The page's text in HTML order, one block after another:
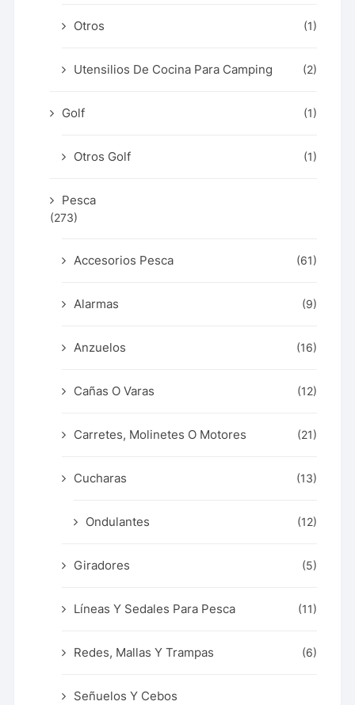
Otros (1)
Utensilios De Cocina Para Camping (2)
Golf (1)
Otros Golf (1)
Pesca
(273)
Accesorios Pesca (61)
Alarmas (9)
Anzuelos (16)
Cañas O Varas (12)
Carretes, Molinetes O Motores (21)
Cucharas (13)
Ondulantes (12)
Giradores (5)
Líneas Y Sedales Para Pesca (11)
Redes, Mallas Y Trampas (6)
Señuelos Y Cebos